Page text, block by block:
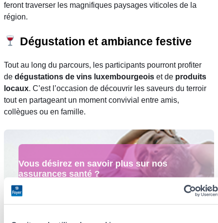
feront traverser les magnifiques paysages viticoles de la
région.
Dégustation et ambiance festive
Tout au long du parcours, les participants pourront profiter
de dégustations de vins luxembourgeois et de produits
locaux. C’est l’occasion de découvrir les saveurs du terroir
tout en partageant un moment convivial entre amis,
collègues ou en famille.
Vous désirez en savoir plus sur nos
assurances santé ?
Nous avons sélectionné le meilleur pour votre